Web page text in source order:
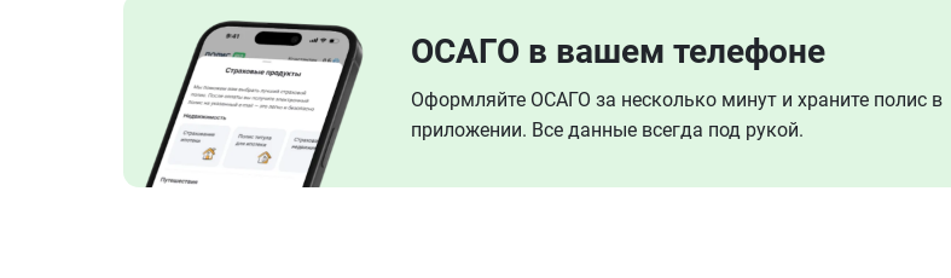
ОСАГО в вашем телефоне
Оформляйте ОСАГО за несколько минут и храните полис в
приложении. Все данные всегда под рукой.